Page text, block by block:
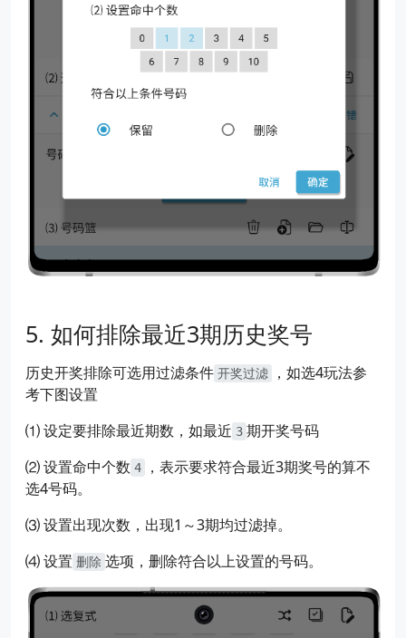
如何排除最近3期历史奖号
历史开奖排除可选用过滤条件 开奖过滤
，如选4玩法参
考下图设置
⑴ 设定要排除最近期数，如最近 3 期开奖号码
⑵ 设置命中个数 4
，表示要求符合最近3期奖号的算不
选4号码。
⑶ 设置出现次数，出现1～3期均过滤掉。
⑷ 设置 删除 选项，删除符合以上设置的号码。